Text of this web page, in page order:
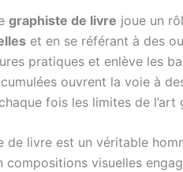
graphiste de livre joue un
et en se référant à des
pratiques et enlève les
ouvrent la voie à
fois les limites de l’art
de livre est un véritable
visuelles